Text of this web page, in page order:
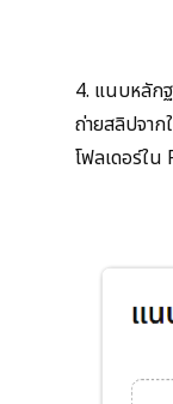
4. แนบหลัก
ถ่ายสลิปจา
โฟลเดอร์ใน